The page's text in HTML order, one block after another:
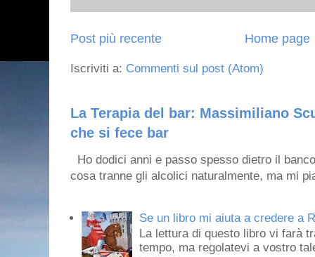
Post più recente Home page
Iscriviti a: Commenti sul post (Atom)
La Terapia del bar: Massimiliano
che si fece bar
Ho dodici anni e passo spesso dietro il
cosa tranne gli alcolici naturalmente, ma mi
Se un libro mi aiuta a credere a
La lettura di questo libro vi farà
tempo, ma regolatevi a vostro